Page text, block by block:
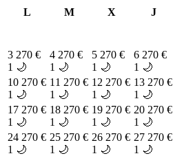
L M X J
3 270 €
1 🌙
4 270 €
1 🌙
5 270 €
1 🌙
6 270 €
1 🌙
10 270 €
1 🌙
11 270 €
1 🌙
12 270 €
1 🌙
13 270 €
1 🌙
17 270 €
1 🌙
18 270 €
1 🌙
19 270 €
1 🌙
20 270 €
1 🌙
24 270 €
1 🌙
25 270 €
1 🌙
26 270 €
1 🌙
27 270 €
1 🌙